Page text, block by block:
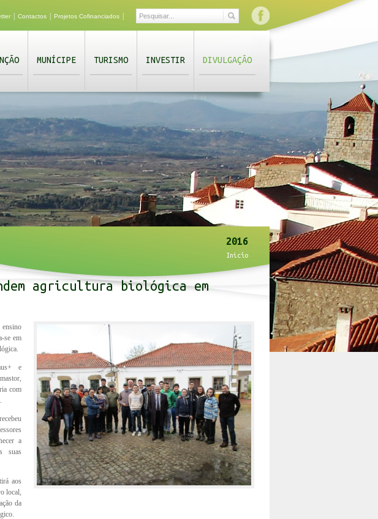
Contactos Projetos Cofinanciados
MUNÍCIPE TURISMO INVESTIR DIVULGAÇÃO
2016
Início
agricultura biológica em
se em
e
com
a
suas
aos
local,
da